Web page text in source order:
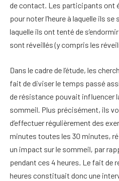
de contact. Les participants ont
pour noter l’heure à laquelle ils se
laquelle ils ont tenté de
sont réveillés (y compris les
Dans le cadre de l’étude, les
fait de diviser le temps passé
de résistance pouvait influencer
sommeil. Plus précisément, ils
d’effectuer régulièrement des
minutes toutes les 30 minutes,
un impact sur le sommeil, par
pendant ces 4 heures. Le fait de
heures constituait donc une